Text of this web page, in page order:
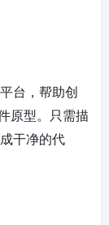
台，帮助创
原型。只需描
干净的代